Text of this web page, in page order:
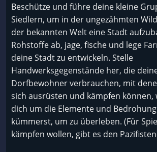
Beschütze und führe deine kleine
Siedlern, um in der ungezähmten
der bekannten Welt eine Stadt
Rohstoffe ab, jage, fische und lege
deine Stadt zu entwickeln. Stelle
Handwerksgegenstände her, die
Dorfbewohner verbrauchen, mit
sich ausrüsten und kämpfen können,
dich um die Elemente und
kümmerst, um zu überleben. (Für
kämpfen wollen, gibt es den